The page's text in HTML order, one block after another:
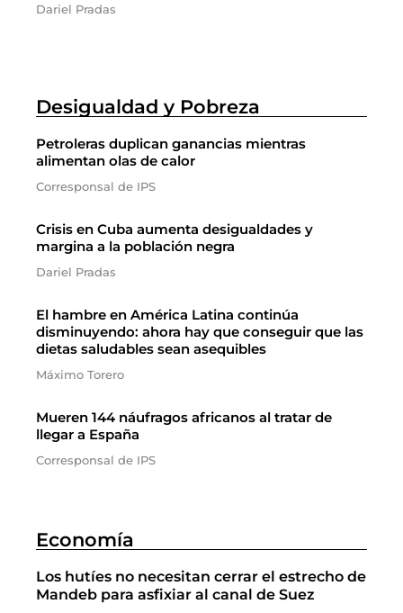
Dariel Pradas
Desigualdad y Pobreza
Petroleras duplican ganancias mientras
alimentan olas de calor
Corresponsal de IPS
Crisis en Cuba aumenta desigualdades y
margina a la población negra
Dariel Pradas
El hambre en América Latina continúa
disminuyendo: ahora hay que conseguir que las
dietas saludables sean asequibles
Máximo Torero
Mueren 144 náufragos africanos al tratar de
llegar a España
Corresponsal de IPS
Economía
Los hutíes no necesitan cerrar el estrecho de
Mandeb para asfixiar al canal de Suez